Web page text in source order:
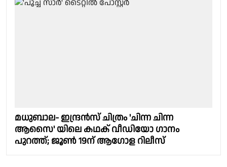
മധുബാല- ഇന്ദ്രൻസ് ചിത്രം 'ചിന്ന ചിന്ന
ആസൈ' യിലെ കഥക് വീഡിയോ ഗാനം
പുറത്ത്; ജൂൺ 19ന് ആഗോള റിലീസ്